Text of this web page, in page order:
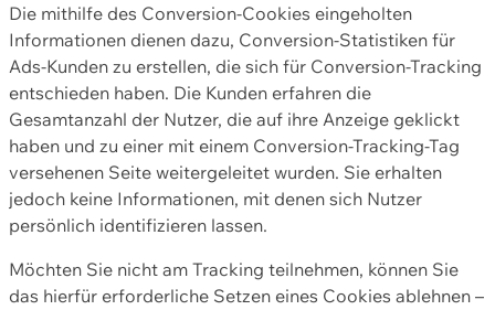
Die mithilfe des Conversion-Cookies eingeholten
Informationen dienen dazu, Conversion-Statistiken für
Ads-Kunden zu erstellen, die sich für Conversion-Tracking
entschieden haben. Die Kunden erfahren die
Gesamtanzahl der Nutzer, die auf ihre Anzeige geklickt
haben und zu einer mit einem Conversion-Tracking-Tag
versehenen Seite weitergeleitet wurden. Sie erhalten
jedoch keine Informationen, mit denen sich Nutzer
persönlich identifizieren lassen.
Möchten Sie nicht am Tracking teilnehmen, können Sie
das hierfür erforderliche Setzen eines Cookies ablehnen –